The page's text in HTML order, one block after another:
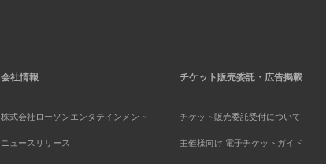
会社情報
株式会社ローソンエンタテインメント
ニュースリリース
チケット販売委託・広告掲載
チケット販売委託受付について
主催様向け 電子チケットガイド